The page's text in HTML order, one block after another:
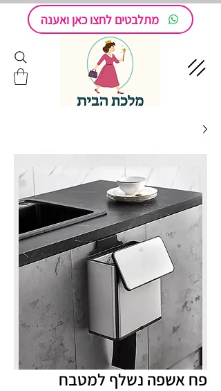
מתלבטים לחצו כאן ואענה
פח אשפה נשלף למטבח